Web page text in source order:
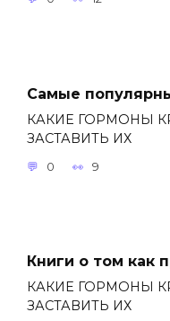
Самые
КАКИЕ ГОРМОНЫ
ЗАСТАВИТЬ ИХ
0 9
Книги о том как
КАКИЕ ГОРМОНЫ
ЗАСТАВИТЬ ИХ